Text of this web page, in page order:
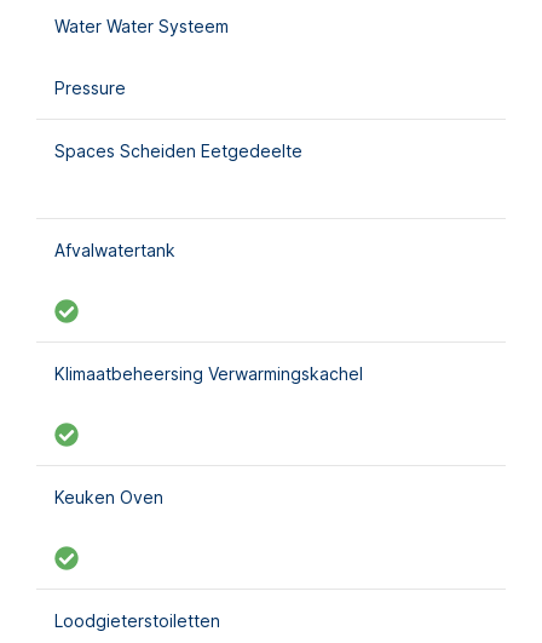
Water Water Systeem
Pressure
Spaces Scheiden Eetgedeelte
Afvalwatertank
Klimaatbeheersing Verwarmingskachel
Keuken Oven
Loodgieterstoiletten